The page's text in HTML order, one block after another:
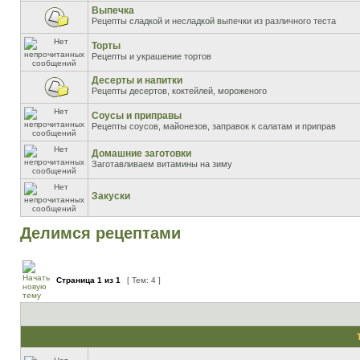
Выпечка
Рецепты сладкой и несладкой выпечки из различного теста
Торты
Рецепты и украшение тортов
Десерты и напитки
Рецепты десертов, коктейлей, мороженого
Соусы и приправы
Рецепты соусов, майонезов, заправок к салатам и приправ
Домашние заготовки
Заготавливаем витамины на зиму
Закуски
Делимся рецептами
Страница 1 из 1 [ Тем: 4 ]